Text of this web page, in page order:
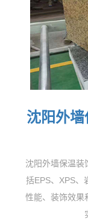
沈阳外
沈阳外墙保温装
括EPS、XPS、
性能、装饰效果